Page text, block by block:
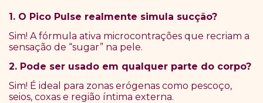
1. O Pico Pulse realmente simula sucção?
Sim! A fórmula ativa microcontrações que recriam a
sensação de “sugar” na pele.
2. Pode ser usado em qualquer parte do corpo?
Sim! É ideal para zonas erógenas como pescoço,
seios, coxas e região íntima externa.